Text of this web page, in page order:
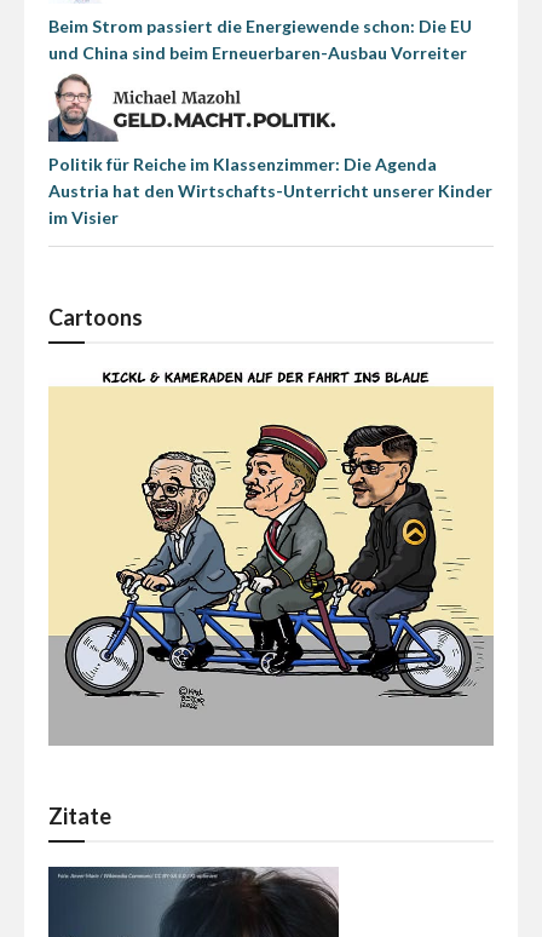
Beim Strom passiert die Energiewende schon: Die EU
und China sind beim Erneuerbaren-Ausbau Vorreiter
Politik für Reiche im Klassenzimmer: Die Agenda
Austria hat den Wirtschafts-Unterricht unserer Kinder
im Visier
Cartoons
Zitate